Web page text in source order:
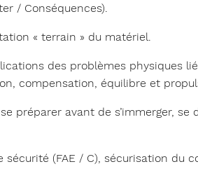
/ Conséquences).
« terrain » du matériel.
des problèmes physiques
compensation, équilibre et
préparer avant de s’immerger, se
(FAE / C), sécurisation du